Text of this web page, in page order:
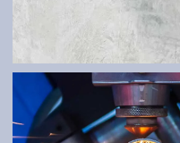
ATYPEN